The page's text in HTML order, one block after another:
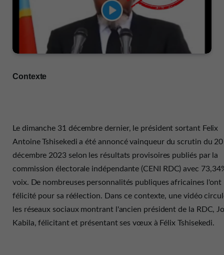
Contexte
Le dimanche 31 décembre dernier, le président sortant Felix
Antoine Tshisekedi a été annoncé vainqueur du scrutin du 20
décembre 2023 selon les résultats provisoires publiés par la
commission électorale indépendante (CENI RDC) avec
voix. De nombreuses personnalités publiques africaines l'ont
félicité pour sa réélection. Dans ce contexte, une vidéo
les réseaux sociaux montrant l'ancien président de la RDC,
Kabila, félicitant et présentant ses vœux à Félix Tshisekedi.